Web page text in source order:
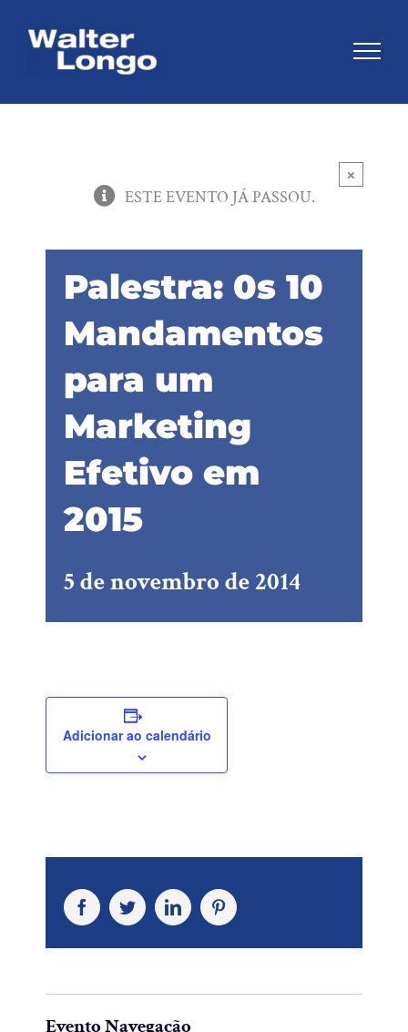
×
ESTE EVENTO JÁ PASSOU.
Palestra: 0s 10
Mandamentos
para um
Marketing
Efetivo em
2015
5 de novembro de 2014
Adicionar ao calendário
FacebookTwitterLinkedInPinterest
Evento Navegação